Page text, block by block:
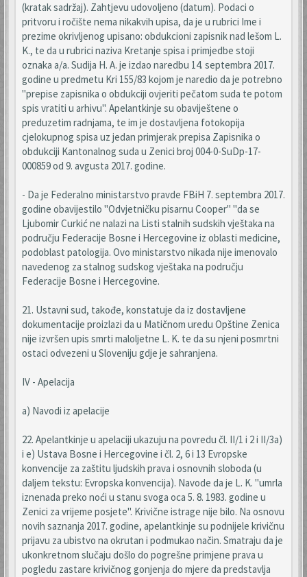
(kratak sadržaj). Zahtjevu udovoljeno (datum). Podaci o
pritvoru i ročište nema nikakvih upisa, da je u rubrici Ime i
prezime okrivljenog upisano: obdukcioni zapisnik nad lešom L.
K., te da u rubrici naziva Kretanje spisa i primjedbe stoji
oznaka a/a. Sudija H. A. je izdao naredbu 14. septembra 2017.
godine u predmetu Kri 155/83 kojom je naredio da je potrebno
"prepise zapisnika o obdukciji ovjeriti pečatom suda te potom
spis vratiti u arhivu". Apelantkinje su obaviještene o
preduzetim radnjama, te im je dostavljena fotokopija
cjelokupnog spisa uz jedan primjerak prepisa Zapisnika o
obdukciji Kantonalnog suda u Zenici broj 004-0-SuDp-17-
000859 od 9. avgusta 2017. godine.
- Da je Federalno ministarstvo pravde FBiH 7. septembra 2017.
godine obavijestilo "Odvjetničku pisarnu Cooper" "da se
Ljubomir Curkić ne nalazi na Listi stalnih sudskih vještaka na
području Federacije Bosne i Hercegovine iz oblasti medicine,
podoblast patologija. Ovo ministarstvo nikada nije imenovalo
navedenog za stalnog sudskog vještaka na području
Federacije Bosne i Hercegovine.
21. Ustavni sud, takođe, konstatuje da iz dostavljene
dokumentacije proizlazi da u Matičnom uredu Opštine Zenica
nije izvršen upis smrti maloljetne L. K. te da su njeni posmrtni
ostaci odvezeni u Sloveniju gdje je sahranjena.
IV - Apelacija
a) Navodi iz apelacije
22. Apelantkinje u apelaciji ukazuju na povredu čl. II/1 i 2 i II/3a)
i e) Ustava Bosne i Hercegovine i čl. 2, 6 i 13 Evropske
konvencije za zaštitu ljudskih prava i osnovnih sloboda (u
daljem tekstu: Evropska konvencija). Navode da je L. K. "umrla
iznenada preko noći u stanu svoga oca 5. 8. 1983. godine u
Zenici za vrijeme posjete". Krivične istrage nije bilo. Na osnovu
novih saznanja 2017. godine, apelantkinje su podnijele krivičnu
prijavu za ubistvo na okrutan i podmukao način. Smatraju da je
ukonkretnom slučaju došlo do pogrešne primjene prava u
pogledu zastare krivičnog gonjenja do mjere da predstavlja